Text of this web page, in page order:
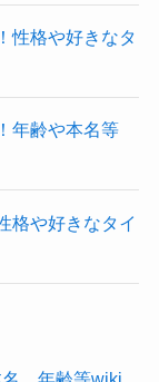
わりがない
の関わ
りがあるよ
性格や好きなタ
年齢や本名等
格や好きなタイ